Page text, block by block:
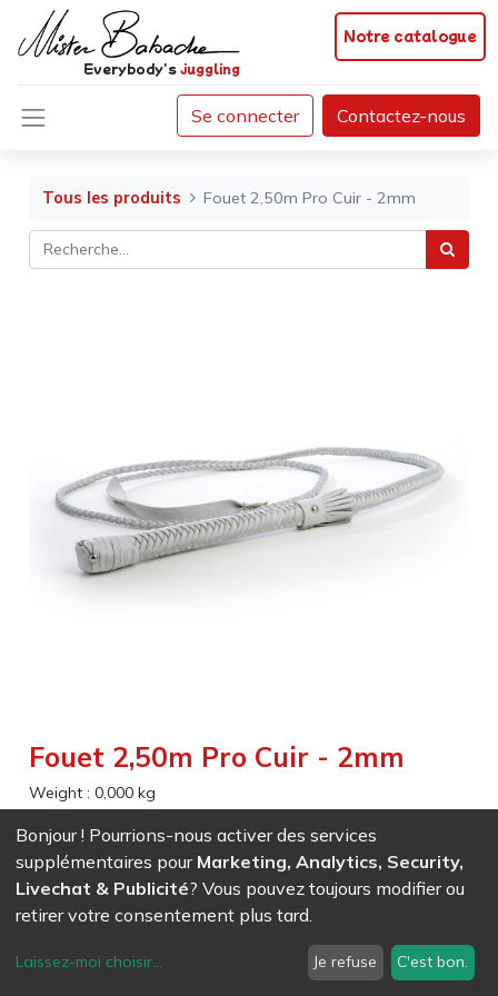
Notre catalogue
Everybody'sjuggling
Se connecter Contactez-nous
Tous les produits Fouet 2,50m Pro Cuir - 2mm
Fouet 2,50m Pro Cuir - 2mm
Weight :0,000 kg
215,00CHF/ HT
Bonjour ! Pourrions-nous activer des services
supplémentaires pour Marketing, Analytics, Security,
Livechat & Publicité? Vous pouvez toujours modifier ou
retirer votre consentement plus tard.
Laissez-moi choisir... Je refuse C'est bon.